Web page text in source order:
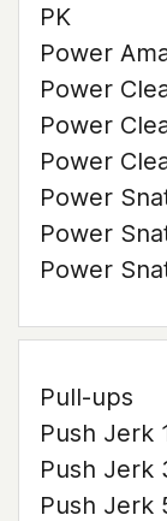
PK
Power
Power
Power
Power
Power
Power
Power
Pull-ups
Push Jerk
Push Jerk
Push Jerk